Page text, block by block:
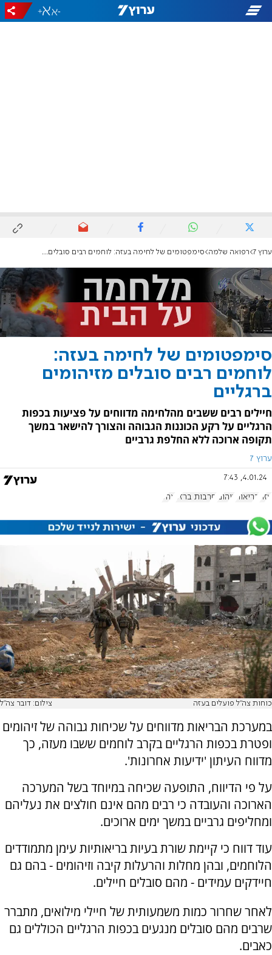
-
+
ערוץ 7 רפואה שלמה סימפטומים של לחימה בעזה: לוחמים רבים סובלים מזיהומים ברגליים
סימפטומים של לחימה בעזה:
לוחמים רבים סובלים מזיהומים
ברגליים
חיילים רבים ששבים מהלחימה מדווחים על פציעות בכפות
הרגליים על רקע הכוננות הגבוהה והצורך להישאר במשך
תקופה ארוכה ללא החלפת גרביים
ערוץ 7
4.01.24, 7:43
עזה בריאות זיהום חרבות ברזל צהל
כוחות צה"ל פועלים בעזה צילום: דובר צה"ל
במערכת הבריאות מדווחים על שכיחות גבוהה של זיהומים
ופטרת בכפות הרגליים בקרב לוחמים ששבו מעזה, כך
מדווח העיתון 'ידיעות אחרונות'.
על פי הדיווח, התופעה שכיחה במיוחד בשל המערכה
הארוכה והעובדה כי רבים מהם אינם חולצים את נעליהם
ומחליפים גרביים במשך ימים ארוכים.
עוד דווח כי קיימת שורת בעיות בריאותיות עימן מתמודדים
הלוחמים, ובהן מחלות והרעלות קיבה וזיהומים - בהם גם
חיידקים עמידים - מהם סובלים חיילים.
לאחר שחרור כמות משמעותית של חיילי מילואים, מתברר
שרבים מהם סובלים מנגעים בכפות הרגליים הכוללים גם
כאבים.